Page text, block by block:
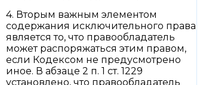
4. Вторым важным элементом
содержания исключительного права
является то, что правообладатель
может распоряжаться этим правом,
если Кодексом не предусмотрено
иное. В абзаце 2 п. 1 ст. 1229
установлено, что правообладатель